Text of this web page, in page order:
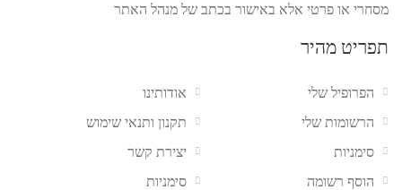
מסחרי או פרטי אלא באישור בכתב של מנהל האתר
תפריט מהיר
אודותינו
תקנון ותנאי שימוש
יצירת קשר
סימניות
הפרופיל שלי
הרשומות שלי
סימניות
הוסף רשומה